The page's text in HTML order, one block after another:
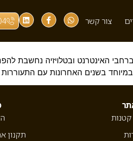
צור קשר
האינטרנט ובטלויזיה נחשבת
בשנים האחרונות עם התעוררות
קטנות
תקנון